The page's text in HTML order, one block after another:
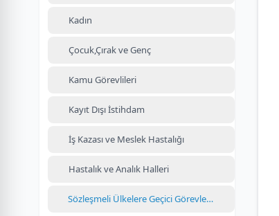
Kadın
Çocuk,Çırak ve Genç
Kamu Görevlileri
Kayıt Dışı İstihdam
İş Kazası ve Meslek Hastalığı
Hastalık ve Analık Halleri
Sözleşmeli Ülkelere Geçici Görevlendirme